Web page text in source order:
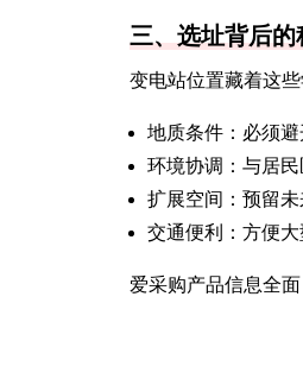
三、选址背后的
变电站位置藏着这些
地质条件：必须
环境协调：与居
扩展空间：预留
交通便利：方便
爱采购产品信息全